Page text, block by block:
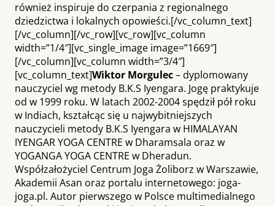
również inspiruje do czerpania z regionalnego
dziedzictwa i lokalnych opowieści.[/vc_column_text]
[/vc_column][/vc_row][vc_row][vc_column
width=”1/4″][vc_single_image image=”1669″]
[/vc_column][vc_column width=”3/4″]
[vc_column_text]Wiktor Morgulec– dyplomowany
nauczyciel wg metody B.K.S Iyengara. Jogę praktykuje
od w 1999 roku. W latach 2002-2004 spędził pół roku
w Indiach, kształcąc się u najwybitniejszych
nauczycieli metody B.K.S Iyengara w HIMALAYAN
IYENGAR YOGA CENTRE w Dharamsala oraz w
YOGANGA YOGA CENTRE w Dheradun.
Współzałożyciel Centrum Joga Żoliborz w Warszawie,
Akademii Asan oraz portalu internetowego: joga-
joga.pl. Autor pierwszego w Polsce multimedialnego